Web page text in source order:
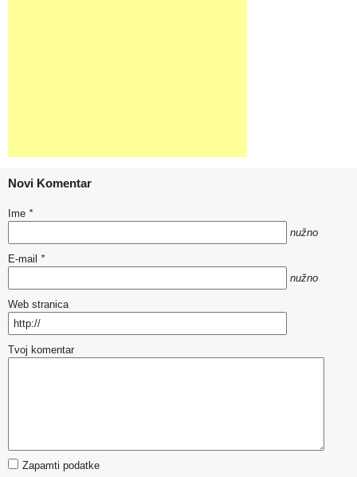
Novi Komentar
Ime *
nužno
E-mail *
nužno
Web stranica
Tvoj komentar
Zapamti podatke